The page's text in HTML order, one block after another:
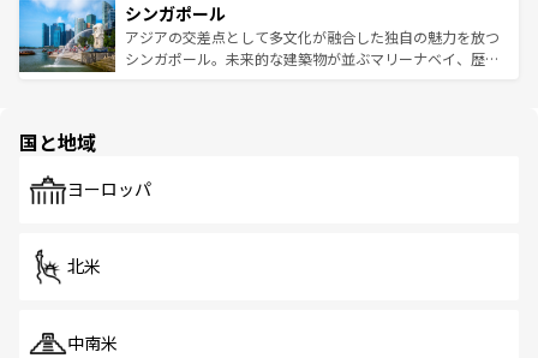
参照してほしい。
激する。気候は一年中温暖で、どの季節にも異なる楽しみ
が待っている。親しみやすいタイの人々、仏教を中心とし
た文化、そして多様な観光資源が、訪れる旅人を魅了し続
み、どこを訪れても感動するはず。観光スポットが密集し
ており、効率よく見どころを回れるのも魅力。息をのむよ
うな絶景から文化的な体験まで、香港を存分に楽しみ尽く
シンガポール
アジアの交差点として多文化が融合した独自の魅力を放つ
シンガポール。未来的な建築物が並ぶマリーナベイ、歴史
で、ホーカーズは地元の風情を楽しめる外せないスポット
国と地域
ヨーロッパ
北米
中南米